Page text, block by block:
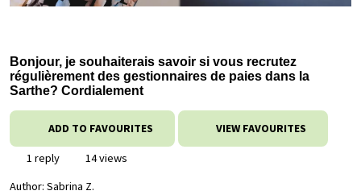
Bonjour, je souhaiterais savoir si vous recrutez
régulièrement des gestionnaires de paies dans la
Sarthe? Cordialement
ADD TO FAVOURITES VIEW FAVOURITES
1 reply
14 views
Author: Sabrina Z.